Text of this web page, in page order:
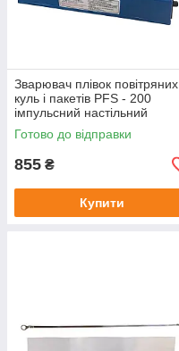
Зварювач плівок повітряних
куль і пакетів PFS - 200
імпульсний настільний
(довжина нагрівача 200мм)
650w
Готово до відправки
855 ₴
Купити